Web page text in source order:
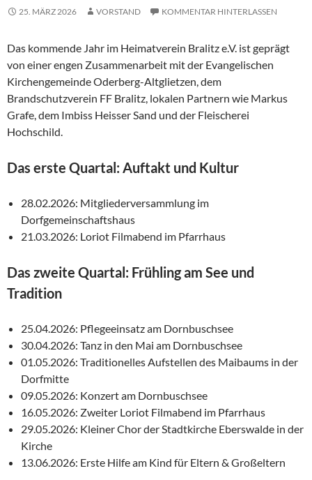
25. MÄRZ 2026 VORSTAND KOMMENTAR HINTERLASSEN
Das kommende Jahr im Heimatverein Bralitz e.V. ist geprägt
von einer engen Zusammenarbeit mit der Evangelischen
Kirchengemeinde Oderberg-Altglietzen, dem
Brandschutzverein FF Bralitz, lokalen Partnern wie Markus
Grafe, dem Imbiss Heisser Sand und der Fleischerei
Hochschild.
Das erste Quartal: Auftakt und Kultur
28.02.2026: Mitgliederversammlung im
Dorfgemeinschaftshaus
21.03.2026: Loriot Filmabend im Pfarrhaus
Das zweite Quartal: Frühling am See und
Tradition
25.04.2026: Pflegeeinsatz am Dornbuschsee
30.04.2026: Tanz in den Mai am Dornbuschsee
01.05.2026: Traditionelles Aufstellen des Maibaums in der
Dorfmitte
09.05.2026: Konzert am Dornbuschsee
16.05.2026: Zweiter Loriot Filmabend im Pfarrhaus
29.05.2026: Kleiner Chor der Stadtkirche Eberswalde in der
Kirche
13.06.2026: Erste Hilfe am Kind für Eltern & Großeltern